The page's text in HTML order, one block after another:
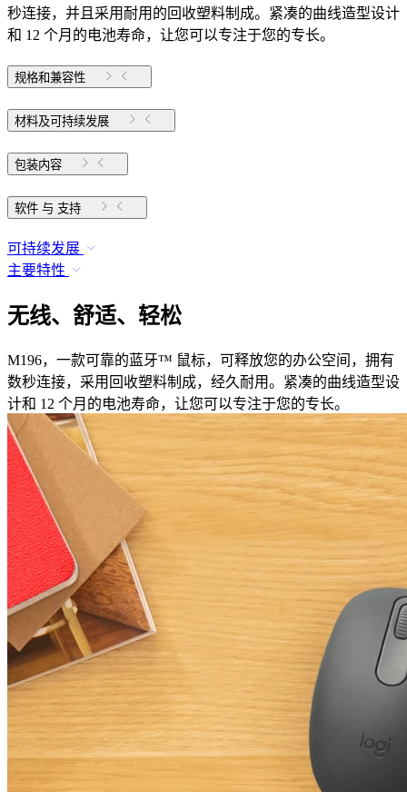
秒连接，并且采用耐用的回收塑料制成。紧凑的曲线造型设计
和 12 个月的电池寿命，让您可以专注于您的专长。
规格和兼容性
材料及可持续发展
包装内容
软件 与 支持
可持续发展
主要特性
无线、舒适、轻松
M196，一款可靠的蓝牙™ 鼠标，可释放您的办公空间，拥有
数秒连接，采用回收塑料制成，经久耐用。紧凑的曲线造型设
计和 12 个月的电池寿命，让您可以专注于您的专长。